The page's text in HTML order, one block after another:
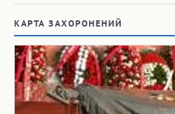
КАРТА ЗАХОРОНЕНИЙ